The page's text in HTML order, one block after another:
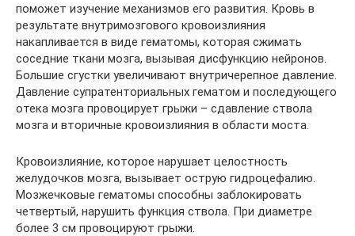
поможет изучение механизмов его развития. Кровь в
результате внутримозгового кровоизлияния
накапливается в виде гематомы, которая сжимать
соседние ткани мозга, вызывая дисфункцию нейронов.
Большие сгустки увеличивают внутричерепное давление.
Давление супратенториальных гематом и последующего
отека мозга провоцирует грыжи – сдавление ствола
мозга и вторичные кровоизлияния в области моста.
Кровоизлияние, которое нарушает целостность
желудочков мозга, вызывает острую гидроцефалию.
Мозжечковые гематомы способны заблокировать
четвертый, нарушить функция ствола. При диаметре
более 3 см провоцируют грыжи.